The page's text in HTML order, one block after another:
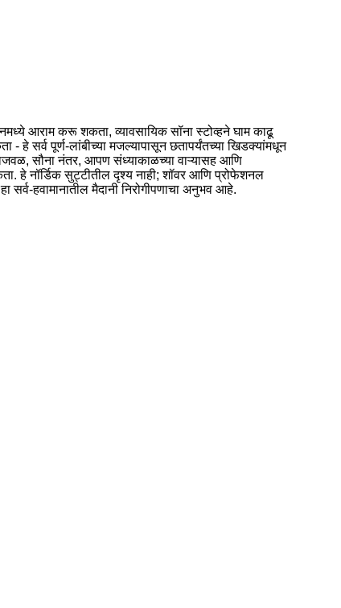
आराम करू शकता, व्यावसायिक सॉना स्टोव्हने घाम काढू
हे सर्व पूर्ण-लांबीच्या मजल्यापासून छतापर्यंतच्या खिडक्यांमधून
सौना नंतर, आपण संध्याकाळच्या वाऱ्यासह आणि
हे नॉर्डिक सुट्टीतील दृश्य नाही; शॉवर आणि प्रोफेशनल
हवामानातील मैदानी निरोगीपणाचा अनुभव आहे.